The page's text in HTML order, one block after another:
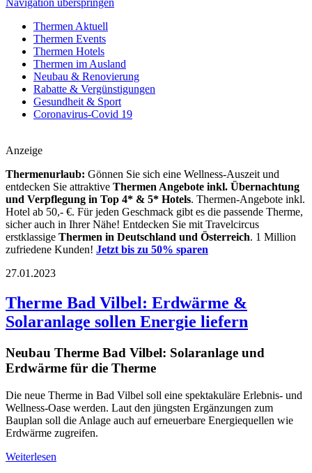
Navigation überspringen
Thermen Aktuell
Thermen Events
Thermen Hotels
Thermen im Ausland
Neubau & Renovierung
Rabatte & Vergünstigungen
Gesundheit & Sport
Coronavirus-Covid 19
Anzeige
Thermenurlaub: Gönnen Sie sich eine Wellness-Auszeit und
entdecken Sie attraktive Thermen Angebote inkl. Übernachtung
und Verpflegung in Top 4* & 5* Hotels. Thermen-Angebote inkl.
Hotel ab 50,- €. Für jeden Geschmack gibt es die passende Therme,
sicher auch in Ihrer Nähe! Entdecken Sie mit Travelcircus
erstklassige Thermen in Deutschland und Österreich. 1 Million
zufriedene Kunden! Jetzt bis zu 50% sparen
27.01.2023
Therme Bad Vilbel: Erdwärme &
Solaranlage sollen Energie liefern
Neubau Therme Bad Vilbel: Solaranlage und
Erdwärme für die Therme
Die neue Therme in Bad Vilbel soll eine spektakuläre Erlebnis- und
Wellness-Oase werden. Laut den jüngsten Ergänzungen zum
Bauplan soll die Anlage auch auf erneuerbare Energiequellen wie
Erdwärme zugreifen.
Weiterlesen